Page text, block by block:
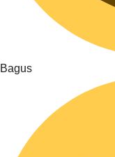
Bagus